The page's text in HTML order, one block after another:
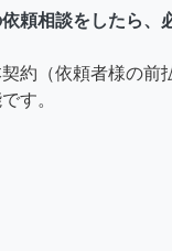
頼相談をしたら、
約（依頼者様の前
す。